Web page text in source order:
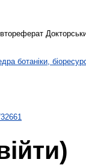
ботаніки,